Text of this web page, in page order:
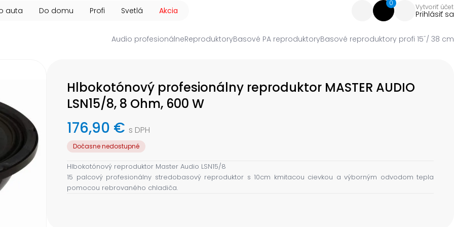
auta Do domu Profi Svetlá Akcia
0 Vytvoriť účet
Prihlásiť sa
Audio profesionálneReproduktoryBasové PA reproduktoryBasové reproduktory profi 15˝/ 38 cm
Hlbokotónový profesionálny reproduktor MASTER AUDIO
LSN15/8, 8 Ohm, 600 W
176,90 € s DPH
Dočasne nedostupné
Hlbokotónový reproduktor Master Audio LSN15/8
15 palcový profesionálny stredobasový reproduktor s 10cm kmitacou cievkou a výborným odvodom tepla
pomocou rebrovaného chladiča.